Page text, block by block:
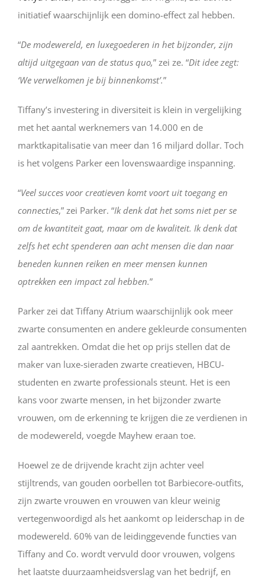
initiatief waarschijnlijk een domino-effect zal hebben.
“De modewereld, en luxegoederen in het bijzonder, zijn
altijd uitgegaan van de status quo,” zei ze. “Dit idee zegt:
‘We verwelkomen je bij binnenkomst’.”
Tiffany’s investering in diversiteit is klein in vergelijking
met het aantal werknemers van 14.000 en de
marktkapitalisatie van meer dan 16 miljard dollar. Toch
is het volgens Parker een lovenswaardige inspanning.
“Veel succes voor creatieven komt voort uit toegang en
connecties,” zei Parker. “Ik denk dat het soms niet per se
om de kwantiteit gaat, maar om de kwaliteit. Ik denk dat
zelfs het echt spenderen aan acht mensen die dan naar
beneden kunnen reiken en meer mensen kunnen
optrekken een impact zal hebben.”
Parker zei dat Tiffany Atrium waarschijnlijk ook meer
zwarte consumenten en andere gekleurde consumenten
zal aantrekken. Omdat die het op prijs stellen dat de
maker van luxe-sieraden zwarte creatieven, HBCU-
studenten en zwarte professionals steunt. Het is een
kans voor zwarte mensen, in het bijzonder zwarte
vrouwen, om de erkenning te krijgen die ze verdienen in
de modewereld, voegde Mayhew eraan toe.
Hoewel ze de drijvende kracht zijn achter veel
stijltrends, van gouden oorbellen tot Barbiecore-outfits,
zijn zwarte vrouwen en vrouwen van kleur weinig
vertegenwoordigd als het aankomt op leiderschap in de
modewereld. 60% van de leidinggevende functies van
Tiffany and Co. wordt vervuld door vrouwen, volgens
het laatste duurzaamheidsverslag van het bedrijf, en